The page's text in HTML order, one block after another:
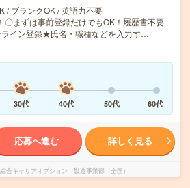
/ ブランクOK / 英語力不要
まずは事前登録だけでもOK！履歴書不要
ライン登録★氏名・職種などを入力す…
30代 40代 50代 60代
応募へ進む 詳しく見る
合キャリアオプション 製造事業部（全国）